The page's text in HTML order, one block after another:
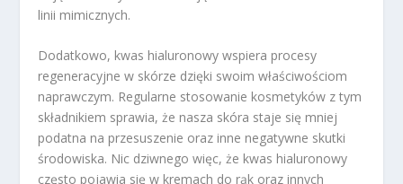
linii mimicznych.
Dodatkowo, kwas hialuronowy wspiera procesy
regeneracyjne w skórze dzięki swoim właściwościom
naprawczym. Regularne stosowanie kosmetyków z tym
składnikiem sprawia, że nasza skóra staje się mniej
podatna na przesuszenie oraz inne negatywne skutki
środowiska. Nic dziwnego więc, że kwas hialuronowy
często pojawia się w kremach do rąk oraz innych